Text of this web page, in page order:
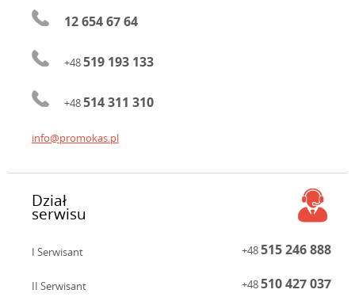
12 654 67 64
+48519 193 133
+48514 311 310
info@promokas.pl
Dział
serwisu
I Serwisant +48515 246 888
II Serwisant +48510 427 037